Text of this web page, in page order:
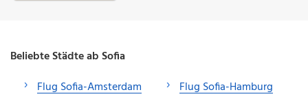
Beliebte Städte ab Sofia
Flug Sofia-Amsterdam
Flug Sofia-Hamburg